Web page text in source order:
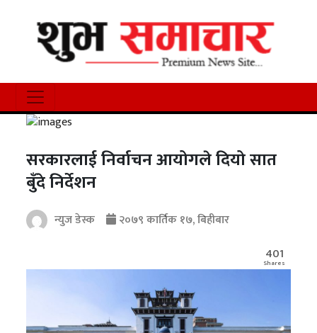
सरकारलाई निर्वाचन आयोगले दियो सात
बुँदे निर्देशन
न्युज डेस्क
२०७९ कार्तिक १७, बिहीबार
401
Shares